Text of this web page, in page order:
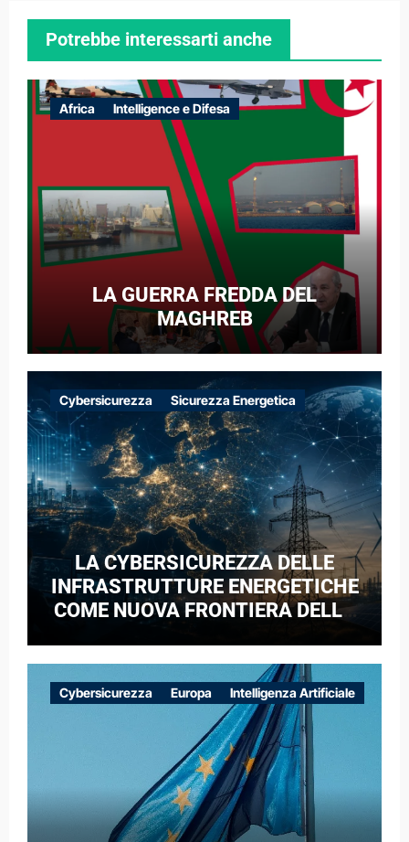
Potrebbe interessarti anche
Africa Intelligence e Difesa
LA GUERRA FREDDA DEL
MAGHREB
Cybersicurezza Sicurezza Energetica
LA CYBERSICUREZZA DELLE
INFRASTRUTTURE ENERGETICHE
COME NUOVA FRONTIERA DELLA
CASO DELLE RETI ELETTRICHE
EUROPEE NEL CONTESTO DELLA
GUERRA IBRIDA
Cybersicurezza Europa Intelligenza Artificiale